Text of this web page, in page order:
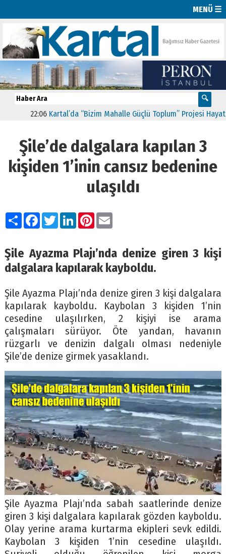
MENÜ ☰
22:06 Kartal’da “Bizim Mahalle Güçlü Toplum” Projesi Hayata
Şile’de dalgalara kapılan 3
kişiden 1’inin cansız bedenine
ulaşıldı
PaylaşFacebook
TwitterLinkedIn
Pinterest
Email
Şile Ayazma Plajı’nda denize giren 3 kişi
dalgalara kapılarak kayboldu.
Şile Ayazma Plajı’nda denize giren 3 kişi dalgalara
kapılarak kayboldu. Kaybolan 3 kişiden 1’nin
cesedine ulaşılırken, 2 kişiyi ise arama
çalışmaları sürüyor. Öte yandan, havanın
rüzgarlı ve denizin dalgalı olması nedeniyle
Şile’de denize girmek yasaklandı.
Şile Ayazma Plajı’nda sabah saatlerinde denize
giren 3 kişi dalgalara kapılarak gözden kayboldu.
Olay yerine arama kurtarma ekipleri sevk edildi.
Kaybolan 3 kişiden 1’nin cesedine ulaşıldı.